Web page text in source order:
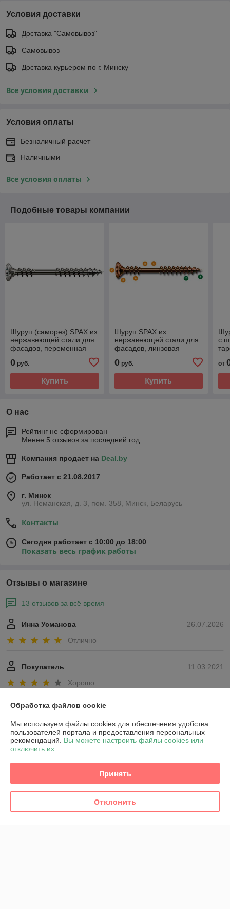
Условия доставки
Доставка "Самовывоз"
Самовывоз
Доставка курьером по г. Минску
Все условия доставки
Условия оплаты
Безналичный расчет
Наличными
Все условия оплаты
Подобные товары компании
Шуруп (саморез) SPAX из
нержавеющей стали для
фасадов, переменная
шт.)
0 руб.
Купить
Шуруп SPAX из
нержавеющей стали для
фасадов, линзовая
золота 4.5*60 мм.
0руб.
Купить
с
от
О нас
Рейтинг не сформирован
Менее 5 отзывов за последний год
Компания продает на Deal.by
Работает с 21.08.2017
г. Минск
ул. Неманская, д. 3, пом. 358, Минск, Беларусь
Контакты
Сегодня работает с 10:00 до 18:00
Показать весь график работы
Отзывы о магазине
13 отзывов за всё время
26.07.2026
Инна Усманова
Отлично
11.03.2021
Покупатель
Хорошо
Показать все отзывы
О нас
Контакты
Доставка и оплата
График работы
Обработка файлов cookie
Мы используем файлы cookies для обеспечения удобства
пользователей портала и предоставления персональных
рекомендаций. Вы можете настроить файлы cookies или
отключить их.
Принять
Отклонить